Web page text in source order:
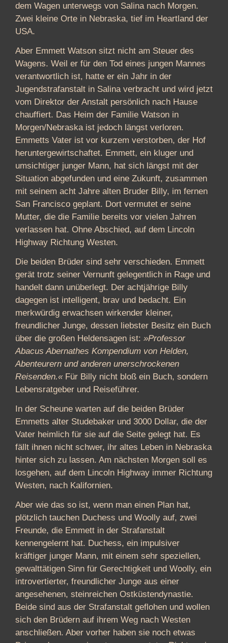
dem Wagen unterwegs von Salina nach Morgen.
Zwei kleine Orte in Nebraska, tief im Heartland der
USA.
Aber Emmett Watson sitzt nicht am Steuer des
Wagens. Weil er für den Tod eines jungen Mannes
verantwortlich ist, hatte er ein Jahr in der
Jugendstrafanstalt in Salina verbracht und wird jetzt
vom Direktor der Anstalt persönlich nach Hause
chauffiert. Das Heim der Familie Watson in
Morgen/Nebraska ist jedoch längst verloren.
Emmetts Vater ist vor kurzem verstorben, der Hof
heruntergewirtschaftet. Emmett, ein kluger und
umsichtiger junger Mann, hat sich längst mit der
Situation abgefunden und eine Zukunft, zusammen
mit seinem acht Jahre alten Bruder Billy, im fernen
San Francisco geplant. Dort vermutet er seine
Mutter, die die Familie bereits vor vielen Jahren
verlassen hat. Ohne Abschied, auf dem Lincoln
Highway Richtung Westen.
Die beiden Brüder sind sehr verschieden. Emmett
gerät trotz seiner Vernunft gelegentlich in Rage und
handelt dann unüberlegt. Der achtjährige Billy
dagegen ist intelligent, brav und bedacht. Ein
merkwürdig erwachsen wirkender kleiner,
freundlicher Junge, dessen liebster Besitz ein Buch
über die großen Heldensagen ist: »Professor
Abacus Abernathes Kompendium von Helden,
Abenteurern und anderen unerschrockenen
Reisenden.«Für Billy nicht bloß ein Buch, sondern
Lebensratgeber und Reiseführer.
In der Scheune warten auf die beiden Brüder
Emmetts alter Studebaker und 3000 Dollar, die der
Vater heimlich für sie auf die Seite gelegt hat. Es
fällt ihnen nicht schwer, ihr altes Leben in Nebraska
hinter sich zu lassen. Am nächsten Morgen soll es
losgehen, auf dem Lincoln Highway immer Richtung
Westen, nach Kalifornien.
Aber wie das so ist, wenn man einen Plan hat,
plötzlich tauchen Duchess und Woolly auf, zwei
Freunde, die Emmett in der Strafanstalt
kennengelernt hat. Duchess, ein impulsiver
kräftiger junger Mann, mit einem sehr speziellen,
gewalttätigen Sinn für Gerechtigkeit und Woolly, ein
introvertierter, freundlicher Junge aus einer
angesehenen, steinreichen Ostküstendynastie.
Beide sind aus der Strafanstalt geflohen und wollen
sich den Brüdern auf ihrem Weg nach Westen
anschließen. Aber vorher haben sie noch etwas